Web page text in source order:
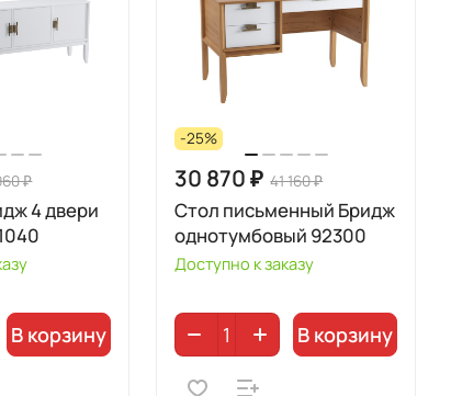
₽
4 двери
В корзину
-25%
30 870 ₽ 41 160 ₽
Стол письменный Бридж
однотумбовый 92300
Доступно к заказу
В корзину